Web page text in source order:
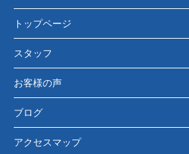
トップページ
スタッフ
お客様の声
ブログ
アクセスマップ